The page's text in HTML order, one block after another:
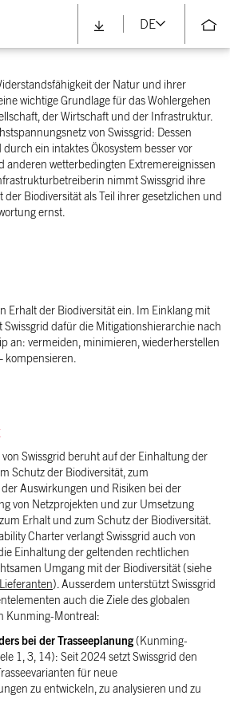
DE
der Natur und ihrer
wichtige Grundlage für das Wohlergehen
der Wirtschaft und der Infrastruktur.
von Swissgrid: Dessen
ein intaktes Ökosystem besser vor
anderen wetterbedingten Extremereignissen
nimmt Swissgrid ihre
Biodiversität als Teil ihrer gesetzlichen und
ernst.
Erhalt der Biodiversität ein. Im Einklang mit
Swissgrid dafür die Mitigationshierarchie nach
an: vermeiden, minimieren, wiederherstellen
kompensieren.
von Swissgrid beruht auf der Einhaltung der
Schutz der Biodiversität, zum
Auswirkungen und Risiken bei der
von Netzprojekten und zur Umsetzung
Erhalt und zum Schutz der Biodiversität.
Charter verlangt Swissgrid auch von
Einhaltung der geltenden rechtlichen
Umgang mit der Biodiversität (siehe
). Ausserdem unterstützt Swissgrid
auch die Ziele des globalen
Kunming-Montreal:
bei der Trasseeplanung (Kunming-
1, 3, 14): Seit 2024 setzt Swissgrid den
für neue
zu entwickeln, zu analysieren und zu